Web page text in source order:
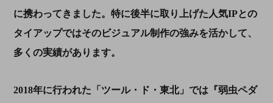
に携わってきました。特に後半に取り上げた人気IPとの
タイアップではそのビジュアル制作の強みを活かして、
多くの実績があります。
2018年に行われた「ツール・ド・東北」では『弱虫ペダ